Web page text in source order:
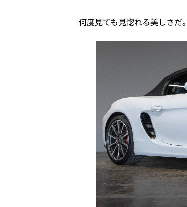
何度見ても見惚れる美しさだ。